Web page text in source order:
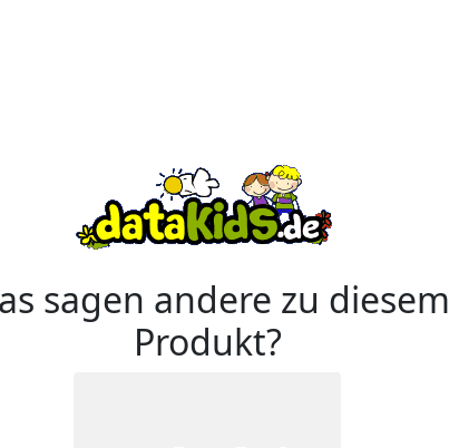
sagen andere zu diesem
Produkt?